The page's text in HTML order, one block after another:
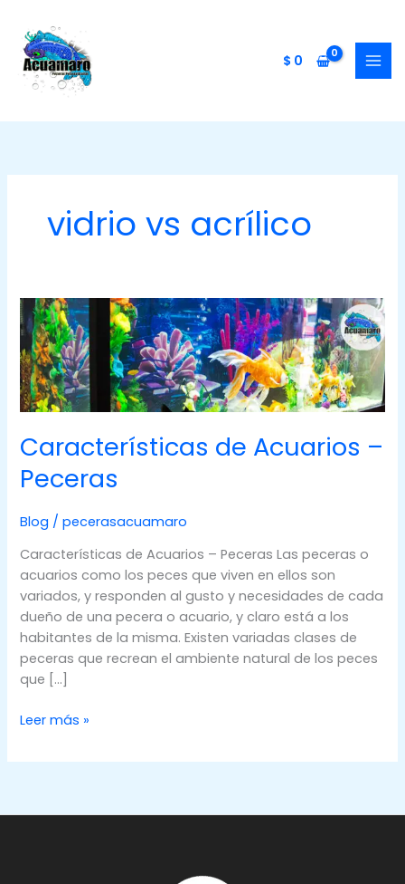
contenido
$ 0
vidrio vs acrílico
Características de Acuarios –
Peceras
Blog /pecerasacuamaro
Características de Acuarios – Peceras Las peceras o
acuarios como los peces que viven en ellos son
variados, y responden al gusto y necesidades de cada
dueño de una pecera o acuario, y claro está a los
habitantes de la misma. Existen variadas clases de
peceras que recrean el ambiente natural de los peces
que […]
Características
Acuarios
Leer más »